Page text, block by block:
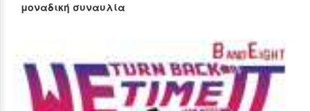
μοναδική συναυλία